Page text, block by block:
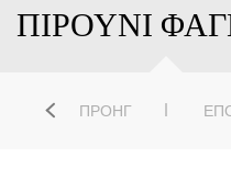
ΠΙΡΟΥΝΙ
ΠΡΟΗΓ